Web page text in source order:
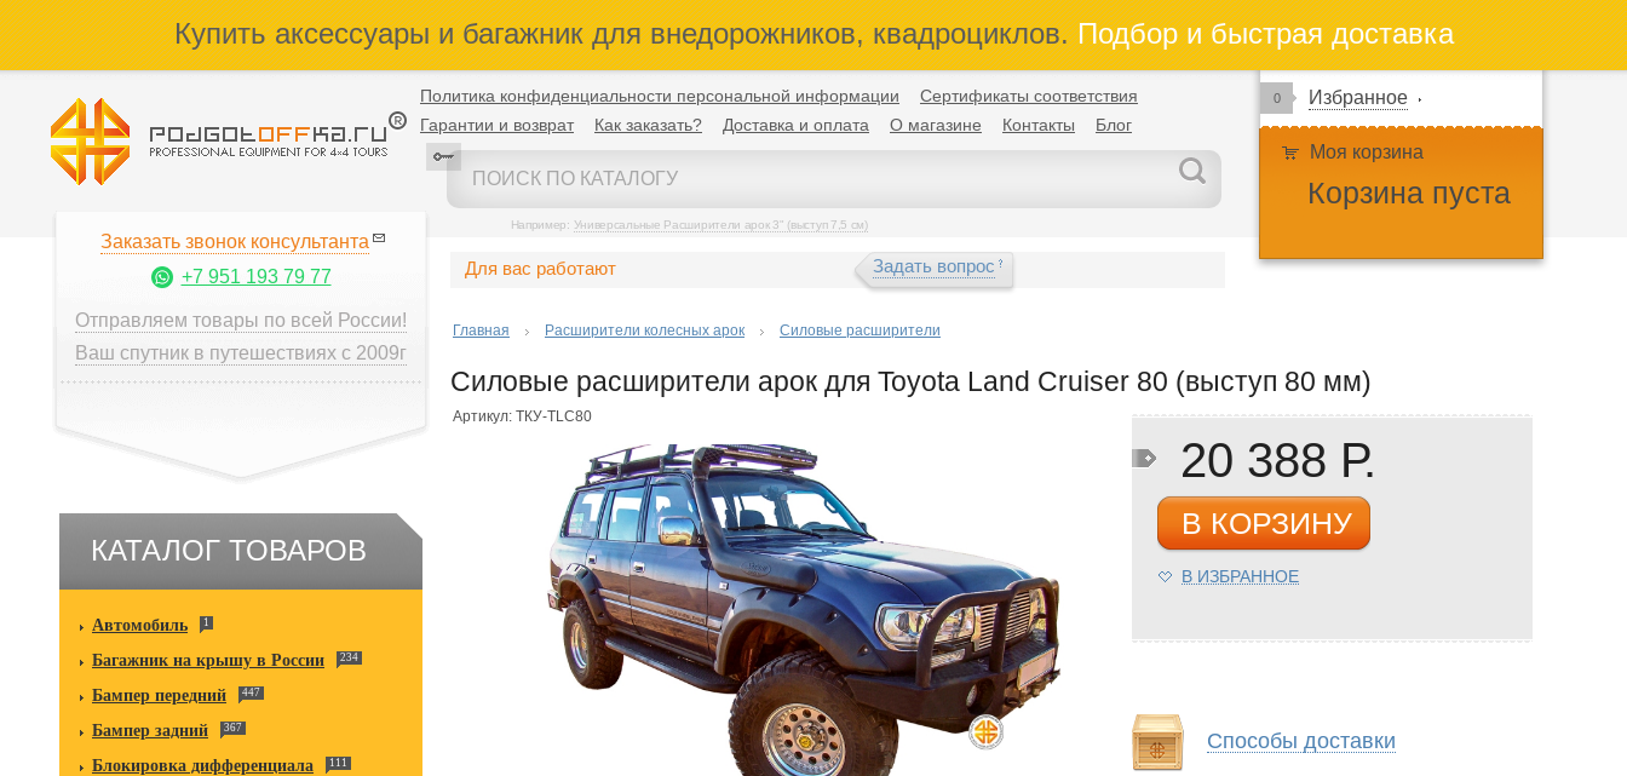
Купить аксессуары и багажник для внедорожников, квадроциклов.Подбор и быстрая доставка
Политика конфиденциальности персональной информации
Сертификаты соответствия
Гарантии и возврат
Как заказать? Доставка и оплата О магазине Контакты Блог
Например: Универсальные Расширители арок 3" (выступ 7,5 см)
0 Избранное
Моя корзина
Корзина пуста
Заказать звонок консультанта
+7 951 193 79 77
Отправляем товары по всей России!
Ваш спутник в путешествиях с 2009г
КАТАЛОГ ТОВАРОВ
Автомобиль 1
Багажник на крышу в России 234
Бампер передний 447
Бампер задний 367
Блокировка дифференциала 111
Для вас работают Задать вопрос
Главная Расширители колесных арок Силовые расширители
Силовые расширители арок для Toyota Land Cruiser 80 (выступ 80 мм)
Артикул: ТКУ-TLC80
20 388 Р.
В КОРЗИНУ
В ИЗБРАННОЕ
Способы доставки